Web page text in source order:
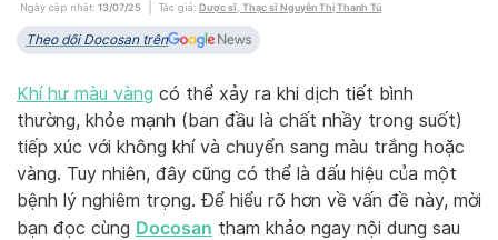
Ngày cập nhật: 13/07/25 Tác giả: Dược sĩ, Thạc sĩ Nguyễn Thị Thanh Tú
Theo dõi Docosan trên
Khí hư màu vàng có thể xảy ra khi dịch tiết bình
thường, khỏe mạnh (ban đầu là chất nhầy trong suốt)
tiếp xúc với không khí và chuyển sang màu trắng hoặc
vàng. Tuy nhiên, đây cũng có thể là dấu hiệu của một
bệnh lý nghiêm trọng. Để hiểu rõ hơn về vấn đề này, mời
bạn đọc cùng Docosan tham khảo ngay nội dung sau